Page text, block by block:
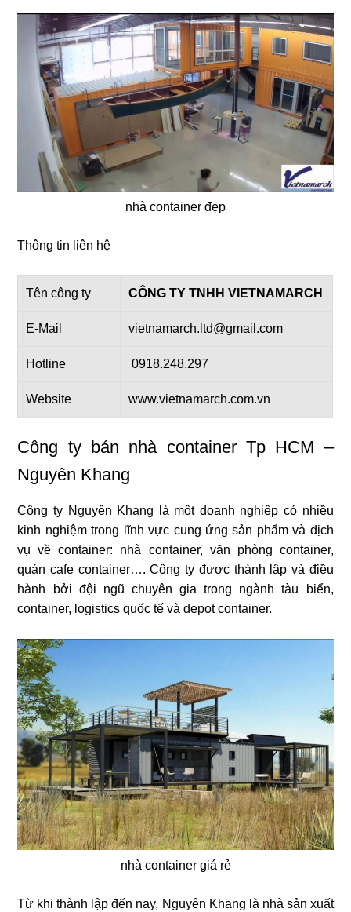
nhà container đẹp
Thông tin liên hệ
Tên công ty CÔNG TY TNHH VIETNAMARCH
E-Mail vietnamarch.ltd@gmail.com
Hotline 0918.248.297
Website www.vietnamarch.com.vn
Công ty bán nhà container Tp HCM –
Nguyên Khang
Công ty Nguyên Khang là một doanh nghiệp có nhiều
kinh nghiệm trong lĩnh vực cung ứng sản phẩm và dịch
vụ về container: nhà container, văn phòng container,
quán cafe container…. Công ty được thành lập và điều
hành bởi đội ngũ chuyên gia trong ngành tàu biển,
container, logistics quốc tế và depot container.
nhà container giá rẻ
Từ khi thành lập đến nay, Nguyên Khang là nhà sản xuất